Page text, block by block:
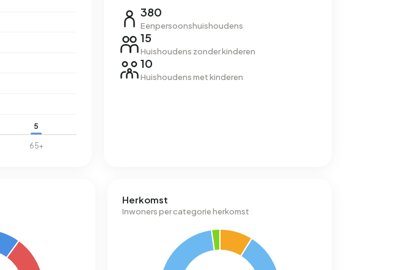
380
Eenpersoonshuishoudens
15
Huishoudens zonder kinderen
10
Huishoudens met kinderen
Herkomst
Inwoners per categorie herkomst